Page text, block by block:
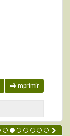
Imprimir